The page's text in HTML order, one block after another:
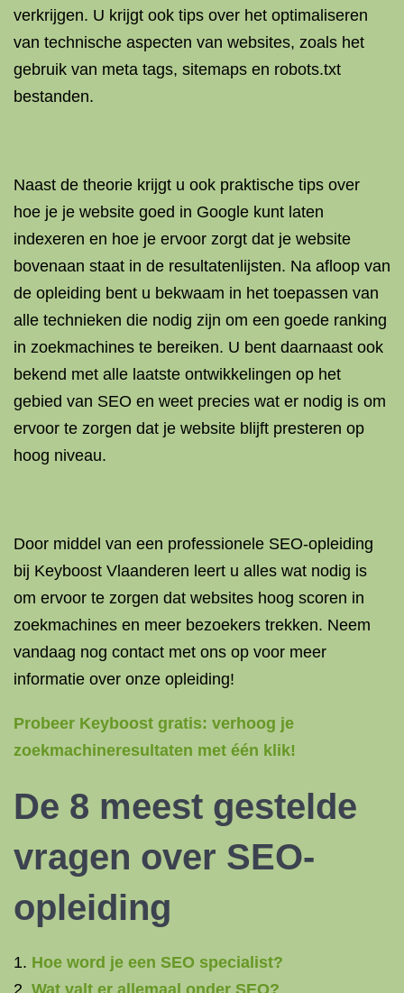
verkrijgen. U krijgt ook tips over het optimaliseren
van technische aspecten van websites, zoals het
gebruik van meta tags, sitemaps en robots.txt
bestanden.
Naast de theorie krijgt u ook praktische tips over
hoe je je website goed in Google kunt laten
indexeren en hoe je ervoor zorgt dat je website
bovenaan staat in de resultatenlijsten. Na afloop van
de opleiding bent u bekwaam in het toepassen van
alle technieken die nodig zijn om een goede ranking
in zoekmachines te bereiken. U bent daarnaast ook
bekend met alle laatste ontwikkelingen op het
gebied van SEO en weet precies wat er nodig is om
ervoor te zorgen dat je website blijft presteren op
hoog niveau.
Door middel van een professionele SEO-opleiding
bij Keyboost Vlaanderen leert u alles wat nodig is
om ervoor te zorgen dat websites hoog scoren in
zoekmachines en meer bezoekers trekken. Neem
vandaag nog contact met ons op voor meer
informatie over onze opleiding!
Probeer Keyboost gratis: verhoog je
zoekmachineresultaten met één klik!
De 8 meest gestelde
vragen over SEO-
opleiding
Hoe word je een SEO specialist?
Wat valt er allemaal onder SEO?